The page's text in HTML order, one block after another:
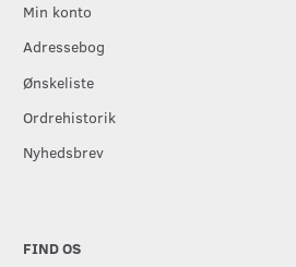
Min konto
Adressebog
Ønskeliste
Ordrehistorik
Nyhedsbrev
FIND OS